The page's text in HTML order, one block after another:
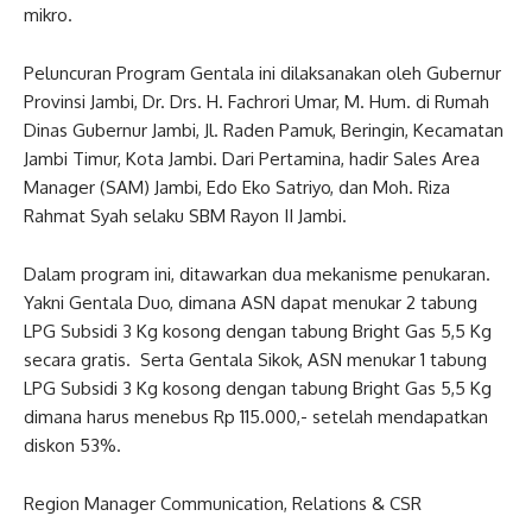
mikro.
Peluncuran Program Gentala ini dilaksanakan oleh Gubernur
Provinsi Jambi, Dr. Drs. H. Fachrori Umar, M. Hum. di Rumah
Dinas Gubernur Jambi, Jl. Raden Pamuk, Beringin, Kecamatan
Jambi Timur, Kota Jambi. Dari Pertamina, hadir Sales Area
Manager (SAM) Jambi, Edo Eko Satriyo, dan Moh. Riza
Rahmat Syah selaku SBM Rayon II Jambi.
Dalam program ini, ditawarkan dua mekanisme penukaran.
Yakni Gentala Duo, dimana ASN dapat menukar 2 tabung
LPG Subsidi 3 Kg kosong dengan tabung Bright Gas 5,5 Kg
secara gratis. Serta Gentala Sikok, ASN menukar 1 tabung
LPG Subsidi 3 Kg kosong dengan tabung Bright Gas 5,5 Kg
dimana harus menebus Rp 115.000,- setelah mendapatkan
diskon 53%.
Region Manager Communication, Relations & CSR